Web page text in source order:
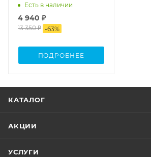
Есть в наличии
4 940 ₽
13 350 ₽ -63%
ПОДРОБНЕЕ
КАТАЛОГ
АКЦИИ
УСЛУГИ